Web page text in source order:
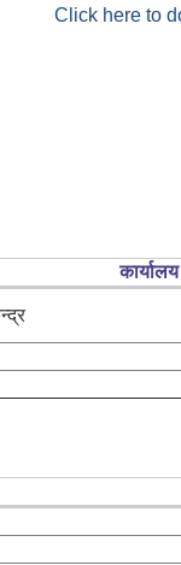
Click here to
कार्यालय